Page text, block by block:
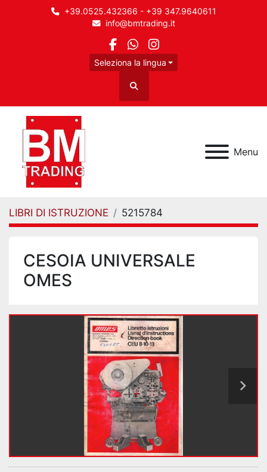
+39.0525.432366 - +39 347.9640611
info@bmtrading.it
facebook
whatsapp
instagram
Seleziona la lingua
Cerca
Menu
LIBRI DI ISTRUZIONE 5215784
CESOIA UNIVERSALE
OMES